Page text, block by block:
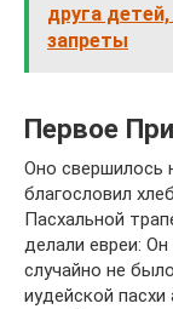
друга
запреты
Первое
Оно свершилось
благословил
Пасхальной
делали евреи:
случайно не
иудейской